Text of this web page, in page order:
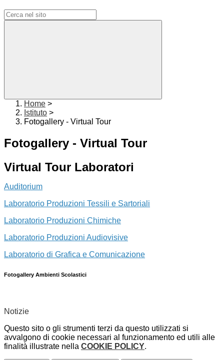
Home >
Istituto >
Fotogallery - Virtual Tour
Fotogallery - Virtual Tour
Virtual Tour Laboratori
Auditorium
Laboratorio Produzioni Tessili e Sartoriali
Laboratorio Produzioni Chimiche
Laboratorio Produzioni Audiovisive
Laboratorio di Grafica e Comunicazione
Fotogallery Ambienti Scolastici
Notizie
Questo sito o gli strumenti terzi da questo utilizzati si
avvalgono di cookie necessari al funzionamento ed utili alle
finalità illustrate nella COOKIE POLICY.